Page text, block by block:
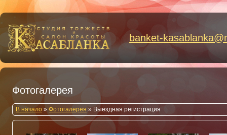
banket-kasablanka@
Фотогалерея
В начало » Фотогалерея » Выездная регистрация